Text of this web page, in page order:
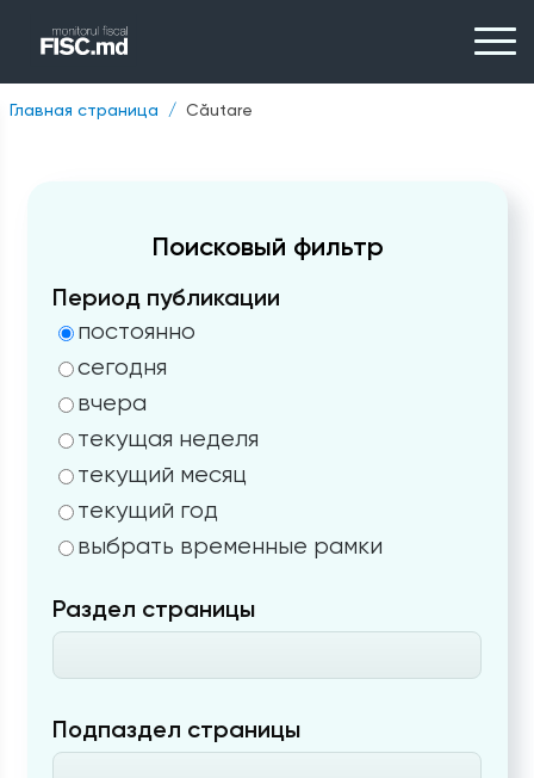
Главная страница Căutare
Поисковый фильтр
Период публикации
постоянно
сегодня
вчера
текущая неделя
текущий месяц
текущий год
выбрать временные рамки
Раздел страницы
Подпаздел страницы